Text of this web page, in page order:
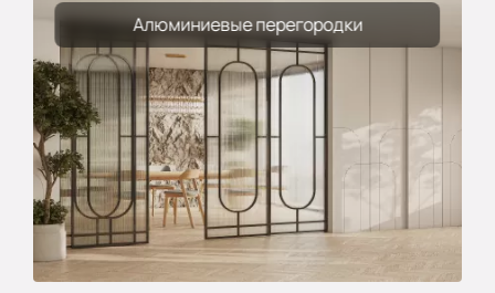
Алюминиевые перегородки